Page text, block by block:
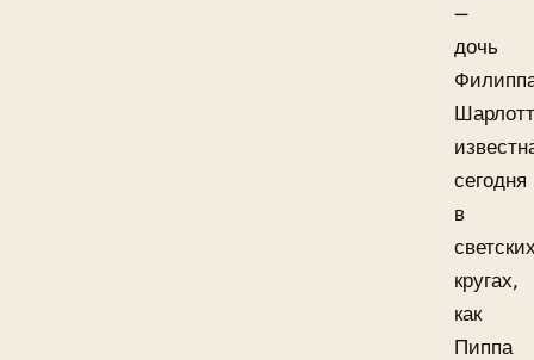
—
дочь
сегодня
в
кругах,
как
Пиппа